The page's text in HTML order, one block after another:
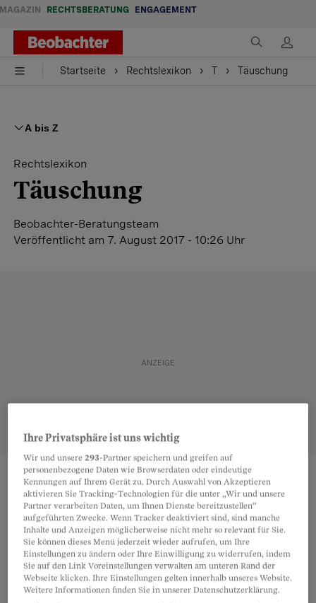
MAGAZIN RECHTSBERATUNG ENGAGEMENT
Startseite Rechtslexikon T Täuschung
A bis Z
Rechtslexikon
Täuschung
Beobachter-Beratungsteam
Veröffentlicht am 7. August 2017 - 10:26 Uhr
Teilen Merken
Artikel teilen
Täuschung bedeutet, dass jemand eine andere
Person dazu bringt, eine falsche Vorstellung von
der Wirklichkeit zu haben. Eine Täuschung kann
aktiv erfolgen, indem falsche Tatsachen
Ihre Privatsphäre ist uns wichtig
Wir und unsere293-Partner speichern und greifen auf
personenbezogene Daten wie Browserdaten oder eindeutige
Kennungen auf Ihrem Gerät zu. Durch Auswahl von Akzeptieren
aktivieren Sie Tracking-Technologien für die unter „Wir und unsere
Partner verarbeiten Daten, um Ihnen Dienste bereitzustellen“
aufgeführten Zwecke. Wenn Tracker deaktiviert sind, sind manche
Inhalte und Anzeigen möglicherweise nicht mehr so relevant für Sie.
Sie können dieses Menü jederzeit wieder aufrufen, um Ihre
Einstellungen zu ändern oder Ihre Einwilligung zu widerrufen, indem
Sie auf den Link Voreinstellungen verwalten am unteren Rand der
Webseite klicken. Ihre Einstellungen gelten innerhalb unseres Website.
Weitere Informationen finden Sie in unserer Datenschutzerklärung.